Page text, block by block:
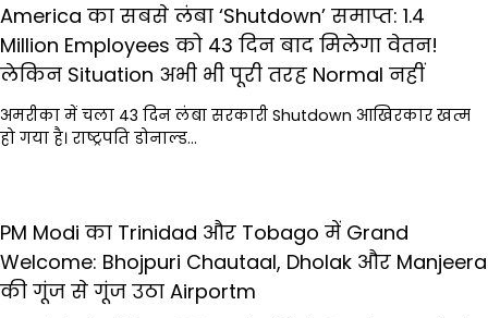
America का सबसे लंबा ‘Shutdown’ समाप्त: 1.4
Million Employees को 43 दिन बाद मिलेगा वेतन!
लेकिन Situation अभी भी पूरी तरह Normal नहीं
अमरीका में चला 43 दिन लंबा सरकारी Shutdown आखिरकार खत्म
हो गया है। राष्ट्रपति डोनाल्ड…
PM Modi का Trinidad और Tobago में Grand
Welcome: Bhojpuri Chautaal, Dholak और Manjeera
की गूंज से गूंज उठा Airportm